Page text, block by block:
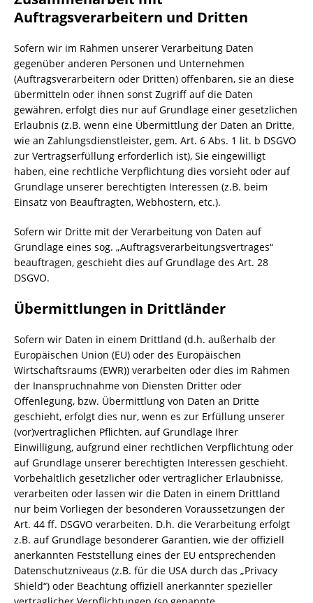
Auftragsverarbeitern und Dritten
Sofern wir im Rahmen unserer Verarbeitung Daten
gegenüber anderen Personen und Unternehmen
(Auftragsverarbeitern oder Dritten) offenbaren, sie an diese
übermitteln oder ihnen sonst Zugriff auf die Daten
gewähren, erfolgt dies nur auf Grundlage einer gesetzlichen
Erlaubnis (z.B. wenn eine Übermittlung der Daten an Dritte,
wie an Zahlungsdienstleister, gem. Art. 6 Abs. 1 lit. b DSGVO
zur Vertragserfüllung erforderlich ist), Sie eingewilligt
haben, eine rechtliche Verpflichtung dies vorsieht oder auf
Grundlage unserer berechtigten Interessen (z.B. beim
Einsatz von Beauftragten, Webhostern, etc.).
Sofern wir Dritte mit der Verarbeitung von Daten auf
Grundlage eines sog. „Auftragsverarbeitungsvertrages“
beauftragen, geschieht dies auf Grundlage des Art. 28
DSGVO.
Übermittlungen in Drittländer
Sofern wir Daten in einem Drittland (d.h. außerhalb der
Europäischen Union (EU) oder des Europäischen
Wirtschaftsraums (EWR)) verarbeiten oder dies im Rahmen
der Inanspruchnahme von Diensten Dritter oder
Offenlegung, bzw. Übermittlung von Daten an Dritte
geschieht, erfolgt dies nur, wenn es zur Erfüllung unserer
(vor)vertraglichen Pflichten, auf Grundlage Ihrer
Einwilligung, aufgrund einer rechtlichen Verpflichtung oder
auf Grundlage unserer berechtigten Interessen geschieht.
Vorbehaltlich gesetzlicher oder vertraglicher Erlaubnisse,
verarbeiten oder lassen wir die Daten in einem Drittland
nur beim Vorliegen der besonderen Voraussetzungen der
Art. 44 ff. DSGVO verarbeiten. D.h. die Verarbeitung erfolgt
z.B. auf Grundlage besonderer Garantien, wie der offiziell
anerkannten Feststellung eines der EU entsprechenden
Datenschutzniveaus (z.B. für die USA durch das „Privacy
Shield“) oder Beachtung offiziell anerkannter spezieller